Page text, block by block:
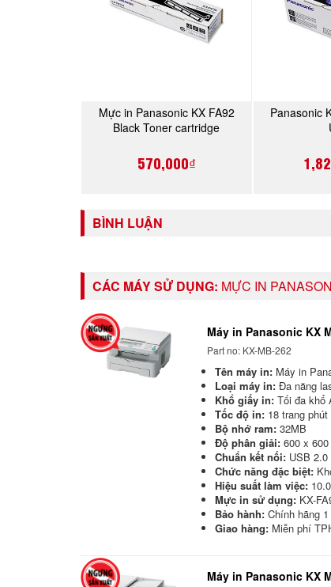
Mực in Panasonic KX FA92
Black Toner cartridge
570,000₫
MUA NGAY
Panasonic
BÌNH LUẬN
CÁC MÁY SỬ DỤNG: MỰC IN
Máy in Panasonic KX
Part no: KX-MB-262
Tên máy in: Máy in
Loại máy in: Đa năng
Khổ giấy in: Tối đa khổ
Tốc độ in: 18 trang phút
Bộ nhớ ram: 32MB
Độ phân giải: 600 x
Chuẩn kết nối: USB 2.0
Chức năng đặc biệt:
Hiệu suất làm việc:
Mực in sử dụng: KX-
Bảo hành: Chính hãng 1
Giao hàng: Miễn phí
Máy in Panasonic KX